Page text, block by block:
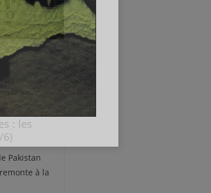
,
: les
6)
Pakistan
à la